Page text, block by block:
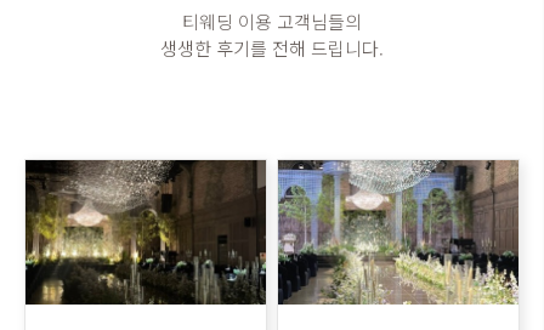
티웨딩 이용 고객님들의
생생한 후기를 전해 드립니다.